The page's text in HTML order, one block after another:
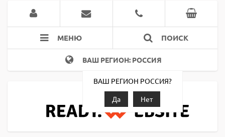
МЕНЮ ПОИСК
ВАШ РЕГИОН: РОССИЯ
ВАШ РЕГИОН РОССИЯ?
Да
Нет